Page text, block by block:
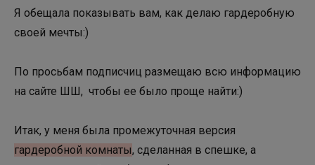
Я обещала показывать вам, как делаю гардеробную
своей мечты:)
По просьбам подписчиц размещаю всю информацию
на сайте ШШ, чтобы ее было проще найти:)
Итак, у меня была промежуточная версия
гардеробной комнаты, сделанная в спешке, а